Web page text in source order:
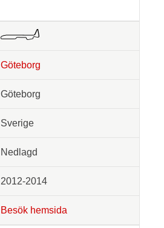
Göteborg
Göteborg
Sverige
Nedlagd
2012-2014
Besök hemsida